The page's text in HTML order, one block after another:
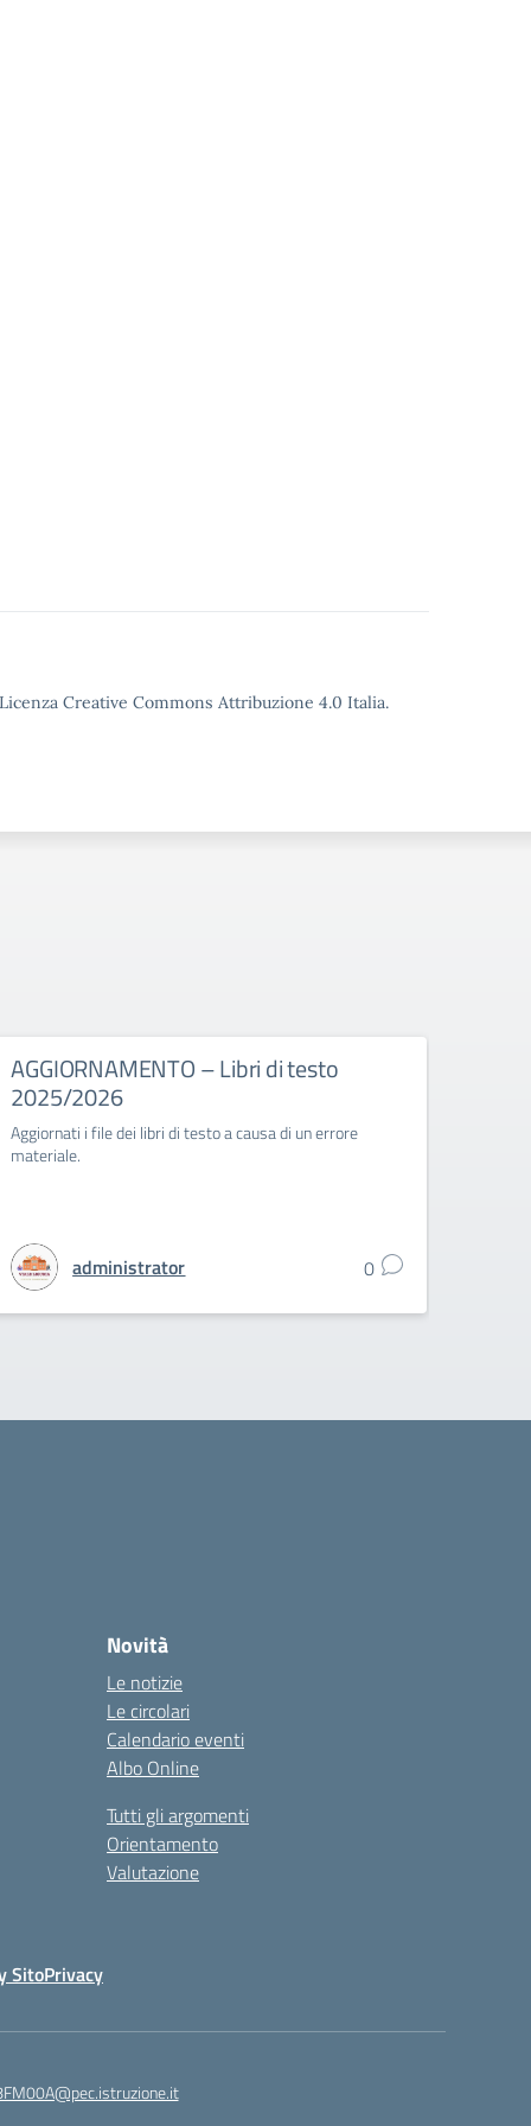
Creative Commons Attribuzione 4.0 Italia.
AGGIORNAMENTO – Libri di testo
2025/2026
Aggiornati i file dei libri di testo a causa di un errore
materiale.
administrator 0
Novità
Le notizie
Le circolari
Calendario eventi
Albo Online
Tutti gli argomenti
Orientamento
Valutazione
SitoPrivacy